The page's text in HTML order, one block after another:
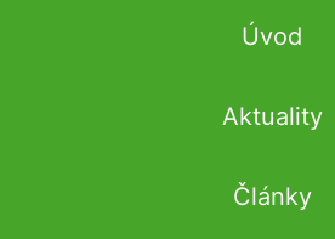
Úvod
Aktuality
Články